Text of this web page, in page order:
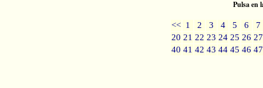
Pulsa en
<< 1 2 3 4 5 6
7
20 21 22 23 24 25 26 27
40 41 42 43 44 45 46 47